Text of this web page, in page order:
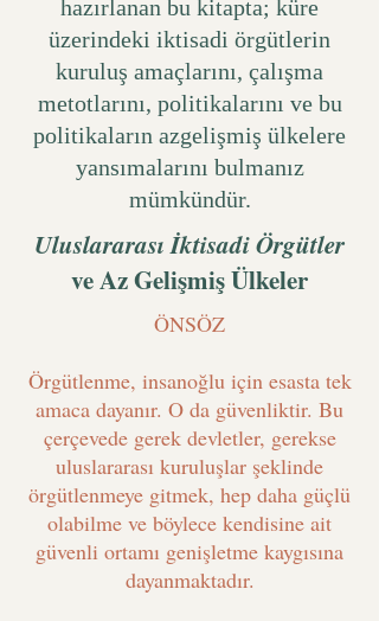
hazırlanan bu kitapta; küre
üzerindeki iktisadi örgütlerin
kuruluş amaçlarını, çalışma
metotlarını, politikalarını ve bu
politikaların azgelişmiş ülkelere
yansımalarını bulmanız
mümkündür.
Uluslararası İktisadi Örgütler
ve Az Gelişmiş Ülkeler
ÖNSÖZ
Örgütlenme, insanoğlu için esasta tek
amaca dayanır. O da güvenliktir. Bu
çerçevede gerek devletler, gerekse
uluslararası kuruluşlar şeklinde
örgütlenmeye gitmek, hep daha güçlü
olabilme ve böylece kendisine ait
güvenli ortamı genişletme kaygısına
dayanmaktadır.